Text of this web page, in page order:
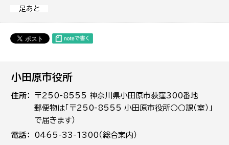
足あと
小田原市役所
住所
〒250-8555 神奈川県小田原市荻窪300番地
郵便物は「〒250-8555 小田原市役所○○課（室）」
で届きます）
電話
0465-33-1300（総合案内）